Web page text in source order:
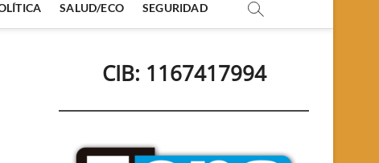
SALUD/ECO SEGURIDAD
CIB: 1167417994